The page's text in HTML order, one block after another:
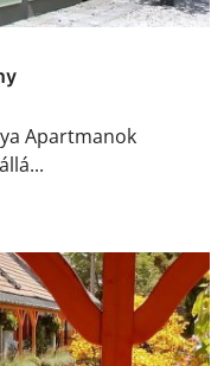
Apartmanok